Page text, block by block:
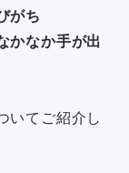
がち
かなか手が出
いてご紹介し